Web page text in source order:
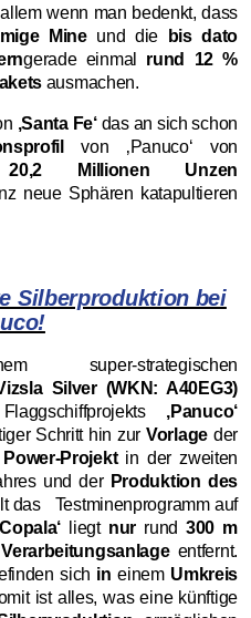
wenn man bedenkt, dass
Mineund die
bis dato
gerade einmal rund 12 %
ausmachen.
‚Santa Fe‘das an sich schon
von ‚Panuco‘ von
20,2 Millionen Unzen
neue Sphären katapultieren
Silberproduktion bei
super-strategischen
Silver (WKN: A40EG3)
‚Panuco‘
Schritt hin zurVorlageder
Projektin der zweiten
und der Produktion des
das Testminenprogramm auf
liegt nur rund300 m
entfernt.
sich in einem Umkreis
ist alles, was eine künftige